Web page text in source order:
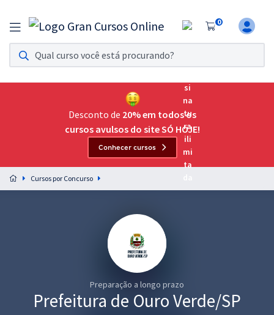
0
Assinatura Ilimitada 11
Acesso a todos os cursos. Teste grátis por 7 dias!
Assinatura OAB Até Passar
Acesso ilimitado a toda preparação para o Exame da
Preparação completa e intensiva para as principais
residências em saúde do Brasil
Graduação
Desconto de 20% em todos os
cursos avulsos do site SÓ HOJE!
Conhecer cursos
Cursos por Concurso
Preparação a longo prazo
Prefeitura de Ouro Verde/SP